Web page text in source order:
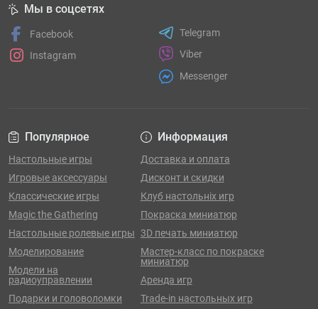
Популярное
Настольные игры
Игровые аксессуары
Классические игры
Magic the Gathering
Настольные ролевые игры
Моделирование
Модели на
радиоуправлении
Подарки и головоломки
Информация
Доставка и оплата
Дисконт и скидки
Клуб настольніх игр
Покраска миниатюр
3D печать миниатюр
Мастер-класс по покраске
миниатюр
Аренда игр
Trade-in настольных игр
Мы в соцсетях
Facebook
Instagram
Telegram
Viber
Messenger